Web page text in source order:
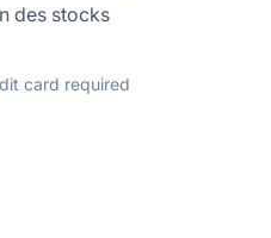
des stocks
card required